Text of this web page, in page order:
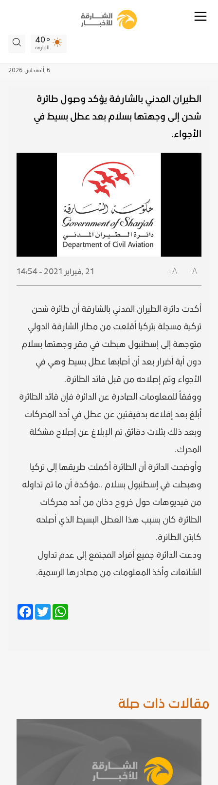
40
الشارقة
6 , أغسطس 2026
مقالات ذات صلة
الطيران المدني بالشارقة يؤكد وصول طائرة
شحن إلى وجهتها بسلام بعد عطل بسيط في
الأجواء.
A-
A+
21 , فبراير 2021 - 14:54
أكدت دائرة الطيران المدني بالشارقة أن طائرة شحن
تركية مسجلة بتركيا أقلعت من مطار الشارقة الدولي
متوجهة إلى إسطنبول هبطت في مقر وجهتها بسلام
دون أية أضرار بعد أن أصابها عطل بسيط وهي في
الأجواء وتم إصلاحه من قبل قائد الطائرة.
ووفقاً للمعلومات الصادرة عن الدائرة فإن قائد الطائرة
أبلغ بعد إقلاعه بدقيقتين عن عطل في أحد المحركات
وبعد ذلك بثلاث دقائق تم الإبلاغ عن إصلاح مشكلة
المحرك.
وأوضحت الدائرة أن الطائرة أكملت طريقها إلى تركيا
وهبطت في إسطنبول بسلام ..مؤكدة أن ما تم تداوله
من فيديوهات حول خروج دخان من أحد محركات
الطائرة كان بسبب هذا العطل البسيط الذي أصلحه
كابتن الطائرة.
ودعت الدائرة جميع أفراد المجتمع إلى عدم تداول
الشائعات وأخذ المعلومات من مصادرها الرسمية.
Facebook
Twitter